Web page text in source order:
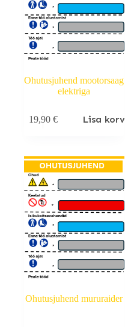
Ohutusjuhend mootorsaag
elektriga
19,90 € Lisa korvi
Ohutusjuhend mururaider